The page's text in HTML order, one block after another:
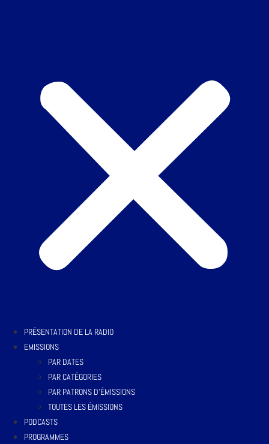
PRÉSENTATION DE LA RADIO
EMISSIONS
PAR DATES
PAR CATÉGORIES
PAR PATRONS D’ÉMISSIONS
TOUTES LES ÉMISSIONS
PODCASTS
PROGRAMMES